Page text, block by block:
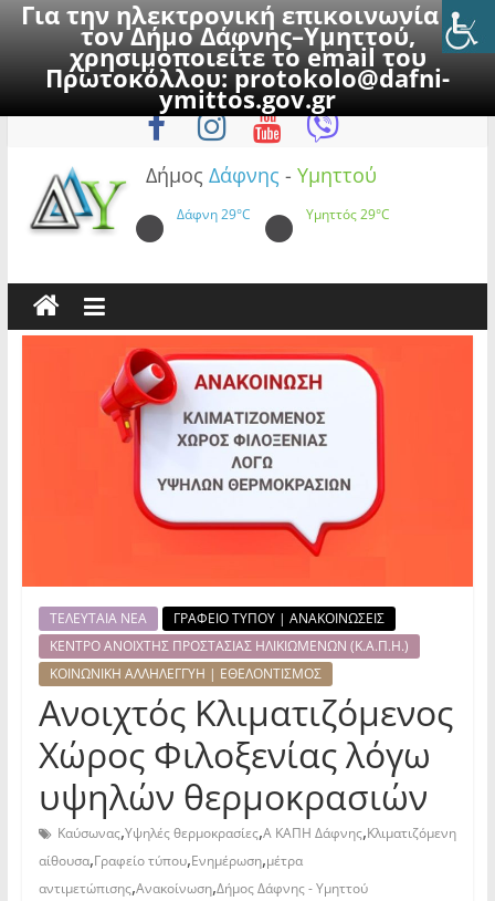
Για την ηλεκτρονική επικοινωνία με
τον Δήμο Δάφνης–Υμηττού,
χρησιμοποιείτε το email του
Πρωτοκόλλου:protokolo@dafni-
ymittos.gov.gr
to
Δευτέρα, 10 Αυγούστου 2026
Δήμος Δάφνης - Υμηττού
Δάφνη29°C Υμηττός29°C
ΤΕΛΕΥΤΑΙΑ ΝΕΑ
ΓΡΑΦΕΙΟ ΤΥΠΟΥ | ΑΝΑΚΟΙΝΩΣΕΙΣ
ΚΕΝΤΡΟ ΑΝΟΙΧΤΗΣ ΠΡΟΣΤΑΣΙΑΣ ΗΛΙΚΙΩΜΕΝΩΝ (Κ.Α.Π.Η.)
ΚΟΙΝΩΝΙΚΗ ΑΛΛΗΛΕΓΓΥΗ | ΕΘΕΛΟΝΤΙΣΜΟΣ
Ανοιχτός Κλιματιζόμενος
Χώρος Φιλοξενίας λόγω
υψηλών θερμοκρασιών
Καύσωνας,Υψηλές θερμοκρασίες,Α ΚΑΠΗ Δάφνης,Κλιματιζόμενη
αίθουσα,Γραφείο τύπου,Ενημέρωση,μέτρα
αντιμετώπισης,Ανακοίνωση,Δήμος Δάφνης - Υμηττού